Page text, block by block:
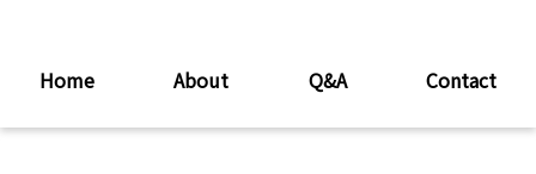
Home About Q&A Contact